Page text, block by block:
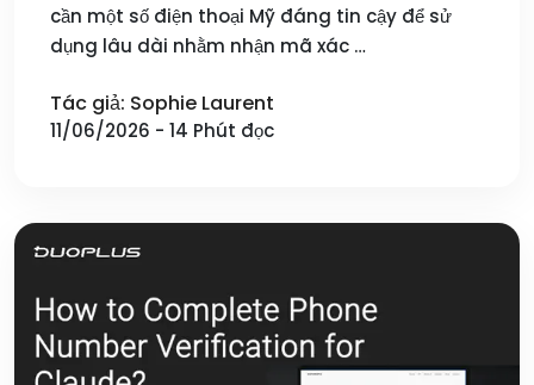
cần một số điện thoại Mỹ đáng tin cậy để sử
dụng lâu dài nhằm nhận mã xác …
Tác giả: Sophie Laurent
11/06/2026 - 14 Phút đọc